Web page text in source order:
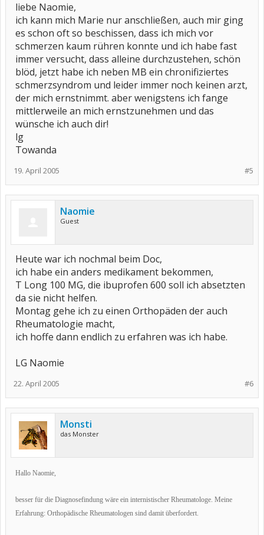
liebe Naomie,
ich kann mich Marie nur anschließen, auch mir ging
es schon oft so beschissen, dass ich mich vor
schmerzen kaum rühren konnte und ich habe fast
immer versucht, dass alleine durchzustehen, schön
blöd, jetzt habe ich neben MB ein chronifiziertes
schmerzsyndrom und leider immer noch keinen arzt,
der mich ernstnimmt. aber wenigstens ich fange
mittlerweile an mich ernstzunehmen und das
wünsche ich auch dir!
lg
Towanda
#5
19. April 2005
Naomie
Guest
Heute war ich nochmal beim Doc,
ich habe ein anders medikament bekommen,
T Long 100 MG, die ibuprofen 600 soll ich absetzten
da sie nicht helfen.
Montag gehe ich zu einen Orthopäden der auch
Rheumatologie macht,
ich hoffe dann endlich zu erfahren was ich habe.
LG Naomie
#6
22. April 2005
Monsti
das Monster
Hallo Naomie,
besser für die Diagnosefindung wäre ein internistischer Rheumatologe. Meine
Erfahrung: Orthopädische Rheumatologen sind damit überfordert.